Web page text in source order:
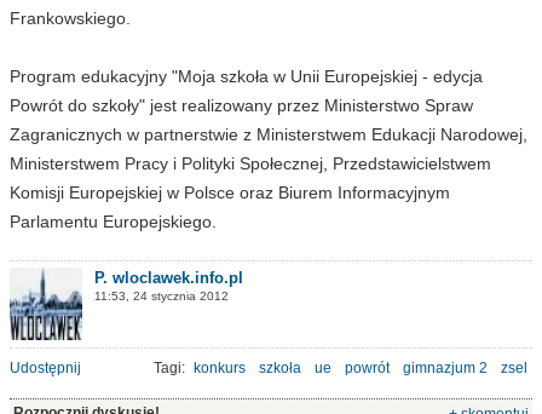
Frankowskiego.
Program edukacyjny "Moja szkoła w Unii Europejskiej - edycja
Powrót do szkoły" jest realizowany przez Ministerstwo Spraw
Zagranicznych w partnerstwie z Ministerstwem Edukacji Narodowej,
Ministerstwem Pracy i Polityki Społecznej, Przedstawicielstwem
Komisji Europejskiej w Polsce oraz Biurem Informacyjnym
Parlamentu Europejskiego.
P. wloclawek.info.pl
11:53, 24 stycznia 2012
Udostępnij Tagi: konkurs szkoła ue powrót gimnazjum 2 zsel